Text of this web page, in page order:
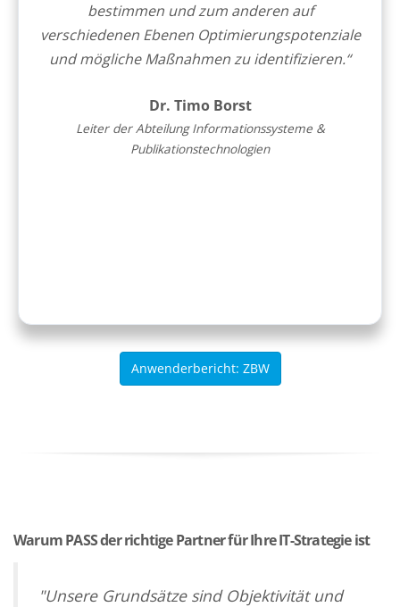
bestimmen und zum anderen auf
verschiedenen Ebenen Optimierungspotenziale
und mögliche Maßnahmen zu identifizieren.“
Dr. Timo Borst
Leiter der Abteilung Informationssysteme &
Publikationstechnologien
Anwenderbericht: ZBW
Warum PASS der richtige Partner für Ihre IT-Strategie ist
"Unsere Grundsätze sind Objektivität und